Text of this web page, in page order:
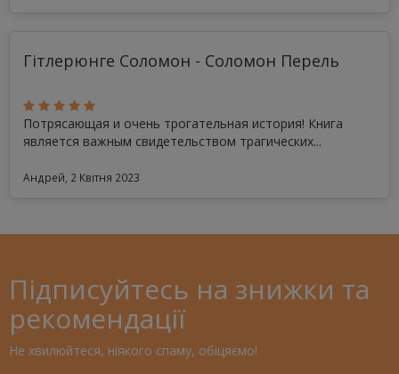
Гітлерюнге Соломон - Соломон Перель
Потрясающая и очень трогательная история! Книга
является важным свидетельством трагических...
Андрей, 2 Квітня 2023
Підписуйтесь на знижки та
рекомендації
Не хвилюйтеся, ніякого спаму, обіцяємо!